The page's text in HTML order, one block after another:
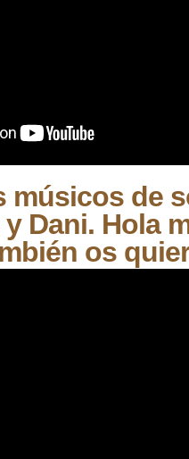
músicos de
Dani. Hola
os